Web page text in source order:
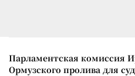
Парламентская комиссия
Ормузского пролива для